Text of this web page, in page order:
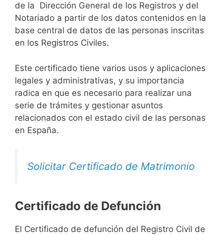
de la Dirección General de los Registros y del
Notariado a partir de los datos contenidos en la
base central de datos de las personas inscritas
en los Registros Civiles.
Este certificado tiene varios usos y aplicaciones
legales y administrativas, y su importancia
radica en que es necesario para realizar una
serie de trámites y gestionar asuntos
relacionados con el estado civil de las personas
en España.
Solicitar Certificado de Matrimonio
Certificado de Defunción
El Certificado de defunción del Registro Civil de